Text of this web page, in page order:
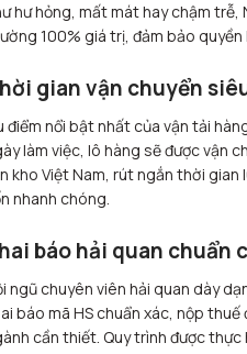
hư hỏng, mất mát hay chậm trễ,
100% giá trị, đảm bảo quyền
gian vận chuyển
điểm nổi bật nhất của vận tải
làm việc, lô hàng sẽ được vận
kho Việt Nam, rút ngắn thời gian
nhanh chóng.
báo hải quan chuẩn
ngũ chuyên viên hải quan dày
báo mã HS chuẩn xác, nộp
cần thiết. Quy trình được